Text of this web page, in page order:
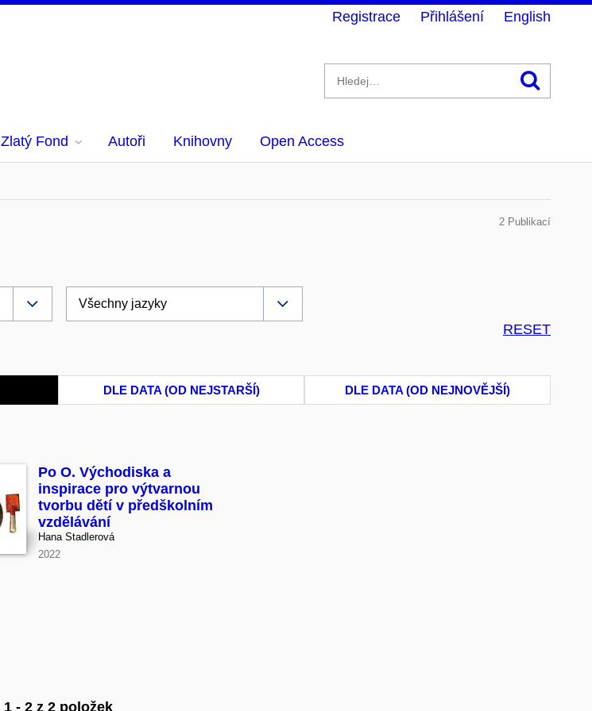
Zlatý Fond Autoři Knihovny Open Access
Registrace Přihlášení English
2 Publikací
RESET
DLE DATA (OD NEJSTARŠÍ) DLE DATA (OD NEJNOVĚJŠÍ)
Po O. Východiska a
inspirace pro výtvarnou
tvorbu dětí v předškolním
vzdělávání
Hana Stadlerová
2022
1 - 2 z 2 položek